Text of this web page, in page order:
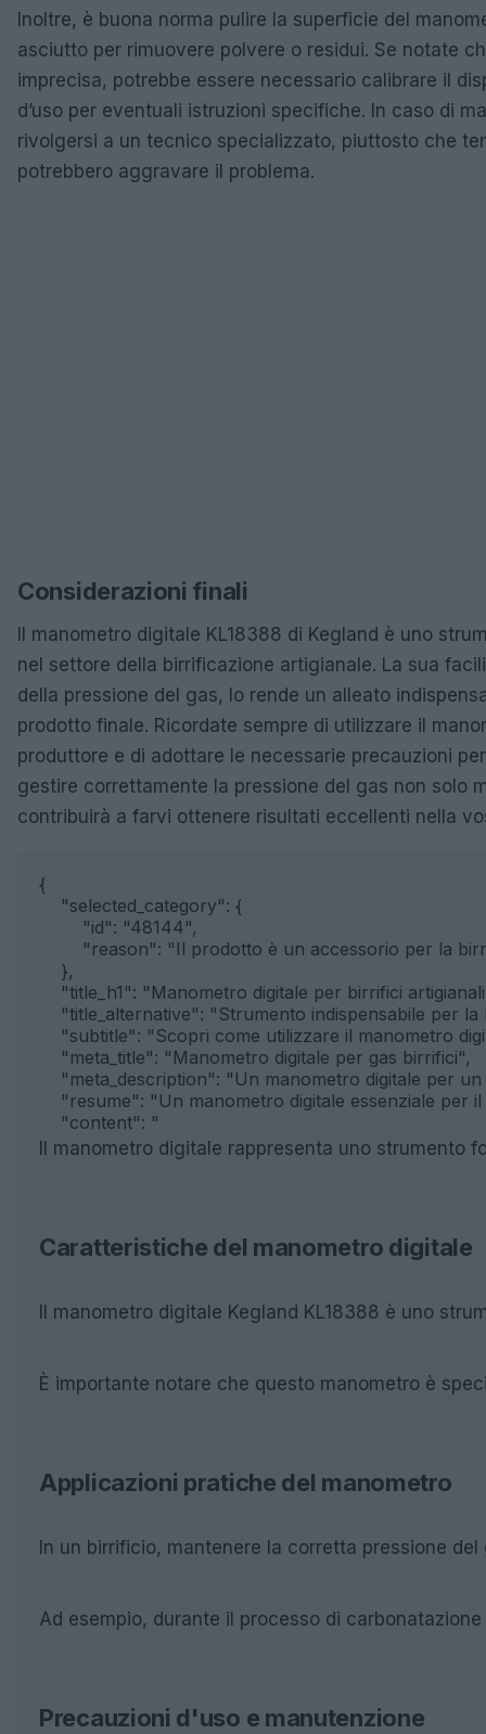
Inoltre, è buona norma pulire la superficie del
asciutto per rimuovere polvere o residui. Se notate
imprecisa, potrebbe essere necessario calibrare il
d’uso per eventuali istruzioni specifiche. In caso di
rivolgersi a un tecnico specializzato, piuttosto che
potrebbero aggravare il problema.
Considerazioni finali
Il manometro digitale KL18388 di Kegland è uno
nel settore della birrificazione artigianale. La sua
della pressione del gas, lo rende un alleato
prodotto finale. Ricordate sempre di utilizzare il
produttore e di adottare le necessarie precauzioni
gestire correttamente la pressione del gas non solo
contribuirà a farvi ottenere risultati eccellenti nella
{
    "selected_category": {
        "id": "48144",
"reason": "Il prodotto è un accessorio per la
    },
"title_h1": "Manometro digitale per birrifici
"title_alternative": "Strumento indispensabile per la
"subtitle": "Scopri come utilizzare il manometro
    "meta_title": "Manometro digitale per gas birrifici",
"meta_description": "Un manometro digitale per un
"resume": "Un manometro digitale essenziale per il
    "content": "
Il manometro digitale rappresenta uno
Caratteristiche del manometro digitale
Il manometro digitale Kegland KL18388 è uno
È importante notare che questo manometro è
Applicazioni pratiche del manometro
In un birrificio, mantenere la corretta pressione
Ad esempio, durante il processo di
Precauzioni d'uso e manutenzione